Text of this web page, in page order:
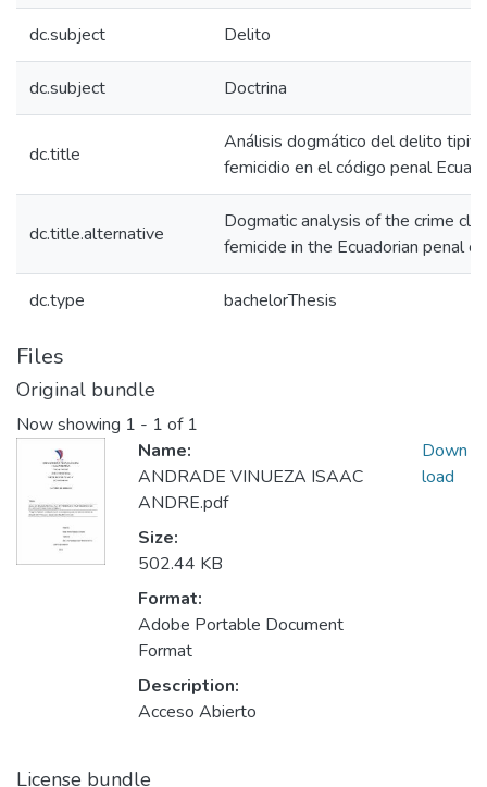
dc.subject Delito
dc.subject Doctrina
dc.title
Análisis dogmático del delito
femicidio en el código penal
dc.title.alternative
Dogmatic analysis of the crime
femicide in the Ecuadorian penal
dc.type bachelorThesis
Files
Original bundle
Now showing 1 - 1 of 1
Name:
ANDRADE VINUEZA ISAAC
ANDRE.pdf
Size:
502.44 KB
Format:
Adobe Portable Document
Format
Description:
Acceso Abierto
Down
load
License bundle